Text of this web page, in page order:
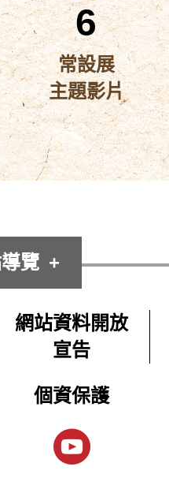
6
常設展
主題影片
覽
網站資料開放
宣告
個資保護